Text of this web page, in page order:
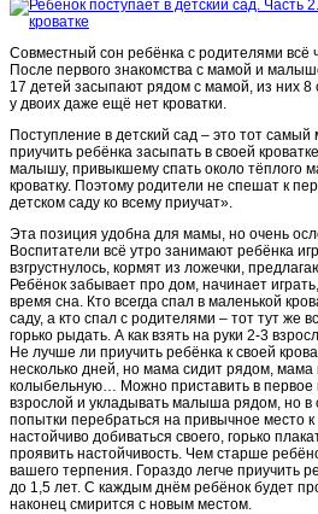
Совместный сон ребёнка с родителями всё
После первого знакомства с мамой и
17 детей засыпают рядом с мамой, из них 8
у двоих даже ещё нет кроватки.
Поступление в детский сад – это тот
приучить ребёнка засыпать в своей
малышу, привыкшему спать около тёплого
кроватку. Поэтому родители не спешат к
детском саду ко всему приучат».
Эта позиция удобна для мамы, но очень
Воспитатели всё утро занимают ребёнка
взгрустнулось, кормят из ложечки,
Ребёнок забывает про дом, начинает
время сна. Кто всегда спал в маленькой
саду, а кто спал с родителями – тот тут же
горько рыдать. А как взять на руки 2-3
Не лучше ли приучить ребёнка к своей
несколько дней, но мама сидит рядом, мама
колыбельную… Можно приставить в первое
взрослой и укладывать малыша рядом, но в
попытки перебраться на привычное место
настойчиво добиваться своего, горько
проявить настойчивость. Чем старше
вашего терпения. Гораздо легче приучить
до 1,5 лет. С каждым днём ребёнок будет
наконец смирится с новым местом.